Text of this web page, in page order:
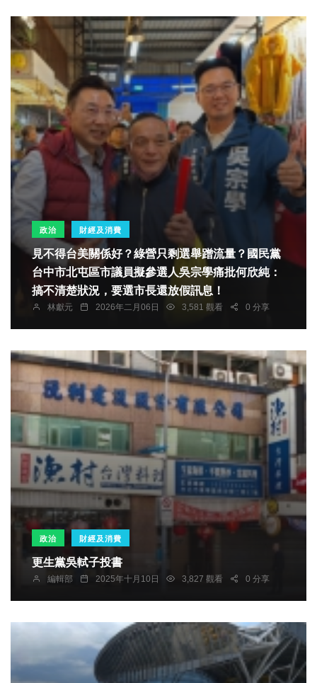
政治 財經及消費
見不得台美關係好？綠營只剩選舉蹭流量？國民黨
台中市北屯區市議員擬參選人吳宗學痛批何欣純：
搞不清楚狀況，要選市長還放假訊息！
林獻元 2026年二月06日 3,581 觀看 0 分享
政治 財經及消費
更生黨吳軾子投書
編輯部 2025年十月10日 3,827 觀看 0 分享